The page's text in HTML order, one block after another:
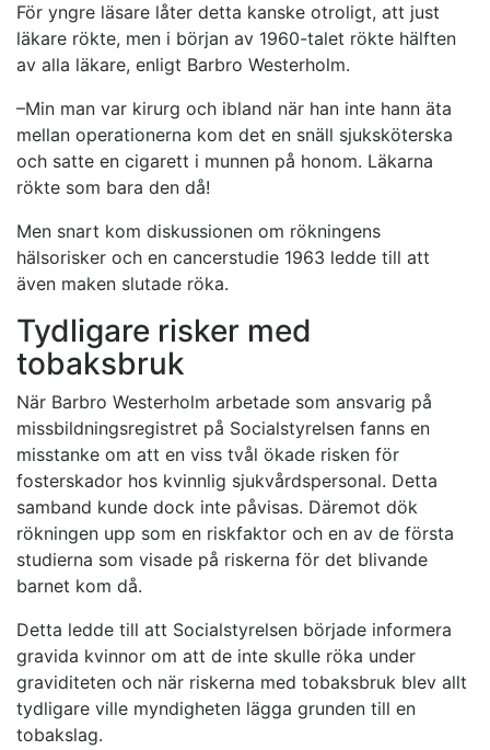
För yngre läsare låter detta kanske otroligt, att just
läkare rökte, men i början av 1960-talet rökte hälften
av alla läkare, enligt Barbro Westerholm.
–Min man var kirurg och ibland när han inte hann äta
mellan operationerna kom det en snäll sjuksköterska
och satte en cigarett i munnen på honom. Läkarna
rökte som bara den då!
Men snart kom diskussionen om rökningens
hälsorisker och en cancerstudie 1963 ledde till att
även maken slutade röka.
Tydligare risker med
tobaksbruk
När Barbro Westerholm arbetade som ansvarig på
missbildningsregistret på Socialstyrelsen fanns en
misstanke om att en viss tvål ökade risken för
fosterskador hos kvinnlig sjukvårdspersonal. Detta
samband kunde dock inte påvisas. Däremot dök
rökningen upp som en riskfaktor och en av de första
studierna som visade på riskerna för det blivande
barnet kom då.
Detta ledde till att Socialstyrelsen började informera
gravida kvinnor om att de inte skulle röka under
graviditeten och när riskerna med tobaksbruk blev allt
tydligare ville myndigheten lägga grunden till en
tobakslag.